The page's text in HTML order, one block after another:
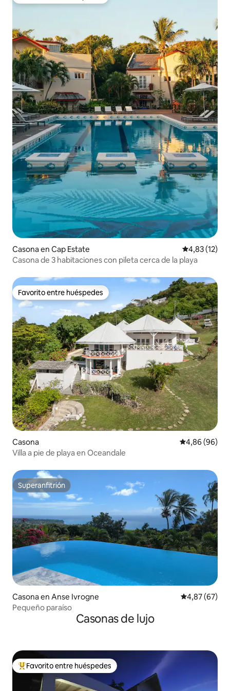
Casona en Cap Estate Calificación
4,83 (12)
Casona de 3 habitaciones con pileta cerca de la playa
Favorito entre huéspedes
Favorito entre huéspedes
Casona Calificación
4,86 (96)
Villa a pie de playa en Oceandale
Superanfitrión
Superanfitrión
Casona en Anse Ivrogne Calificación
4,87 (67)
Pequeño paraíso
Casonas de lujo
Favorito entre los huéspedes más destacados
Favorito entre huéspedes